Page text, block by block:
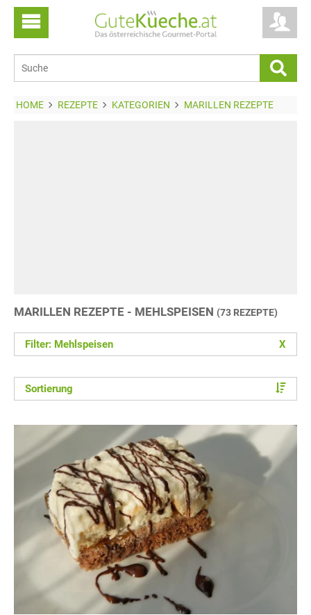
HOME REZEPTE KATEGORIEN MARILLEN REZEPTE
MARILLEN REZEPTE - MEHLSPEISEN (73 REZEPTE)
Filter: Mehlspeisen X
Sortierung